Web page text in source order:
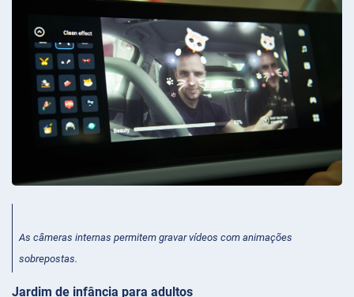
As câmeras internas permitem gravar vídeos com animações
sobrepostas.
Jardim de infância para adultos